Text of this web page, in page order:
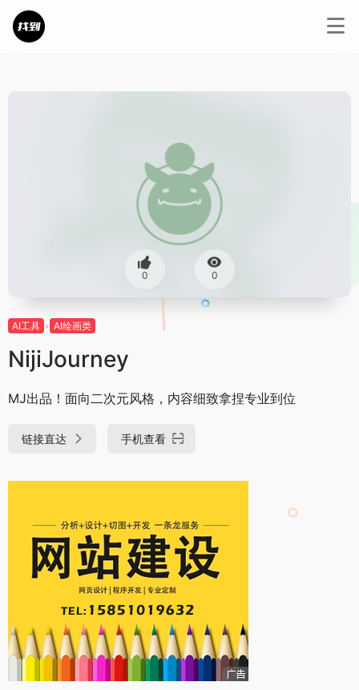
0 0
AI工具 AI绘画类
NijiJourney
MJ出品！面向二次元风格，内容细致拿捏专业到位
链接直达 手机查看